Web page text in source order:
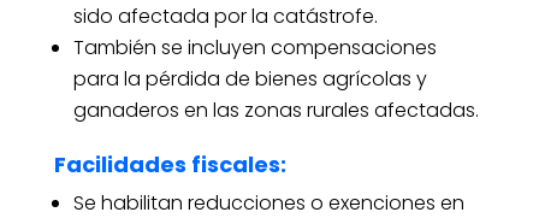
sido afectada por la catástrofe.
También se incluyen compensaciones
para la pérdida de bienes agrícolas y
ganaderos en las zonas rurales afectadas.
Facilidades fiscales:
Se habilitan reducciones o exenciones en